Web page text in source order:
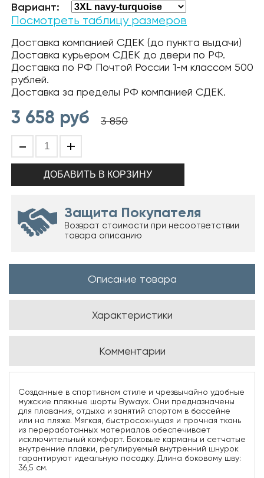
Вариант:
Посмотреть таблицу размеров
Доставка компанией СДЕК (до пункта выдачи)
Доставка курьером СДЕК до двери по РФ.
Доставка по РФ Почтой России 1-м классом 500
рублей.
Доставка за пределы РФ компанией СДЕК.
3 658 руб 3 850
- +
Защита Покупателя
Возврат стоимости при несоответствии
товара описанию
Описание товара
Характеристики
Комментарии
Созданные в спортивном стиле и чрезвычайно удобные
мужские пляжные шорты Bywayx. Они предназначены
для плавания, отдыха и занятий спортом в бассейне
или на пляже. Мягкая, быстросохнущая и прочная ткань
из переработанных материалов обеспечивает
исключительный комфорт. Боковые карманы и сетчатые
внутренние плавки, регулируемый внутренний шнурок
гарантируют идеальную посадку. Длина боковому шву:
36,5 см.